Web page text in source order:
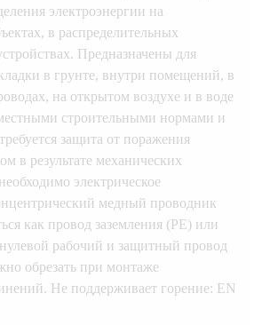
электроэнергии на
в распределительных
Предназначены для
в грунте, внутри помещений, в
на открытом воздухе и в воде
строительными нормами и
защита от поражения
в результате механических
электрическое
медный проводник
как провод заземления (PE) или
рабочий и защитный провод
обрезать при монтаже
Не поддерживает горение: EN